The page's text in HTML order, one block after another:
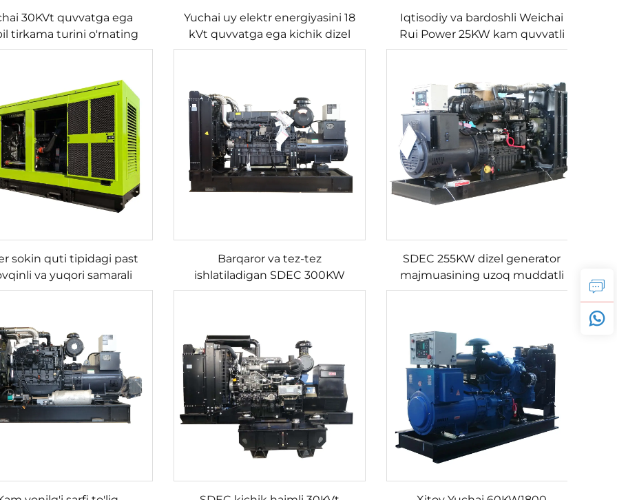
30KVt quvvatga ega
tirkama turini o'rnating
Yuchai uy elektr energiyasini 18
kVt quvvatga ega kichik dizel
generatorlari bilan ta'minlaydi
Iqtisodiy va bardoshli Weichai
Rui Power 25KW kam quvvatli
dizel generator to'plami
sokin quti tipidagi past
va yuqori samarali
issiqlik tarqalishiga
Barqaror va tez-tez
ishlatiladigan SDEC 300KW
yuqori quvvatli dizel generator
SDEC 255KW dizel generator
majmuasining uzoq muddatli
barqaror ishlashi